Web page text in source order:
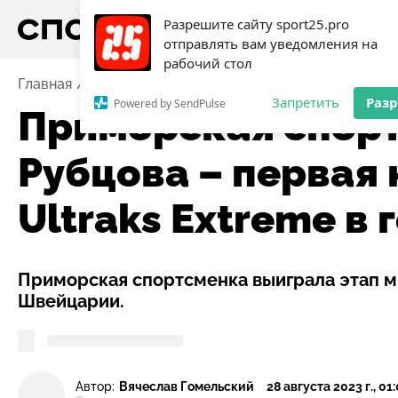
Разрешите сайту sport25.pro
отправлять вам уведомления на
рабочий стол
Powered by SendPulse Запретить
Главная Приморская
Приморская
Рубцова –
Ultraks Extreme в
Приморская спортсменка выиграла этап
Швейцарии.
Автор: Вячеслав Гомельский 28 августа 2023 г.,